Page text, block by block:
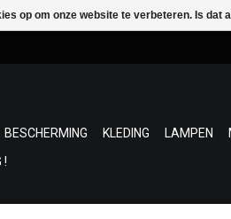
BESCHERMING KLEDING LAMPEN
!
op om onze website te verbeteren. Is dat